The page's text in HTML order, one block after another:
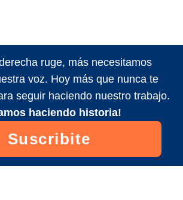
ruge, más necesitamos
voz. Hoy más que nunca te
seguir haciendo nuestro trabajo.
haciendo historia!
Suscribite